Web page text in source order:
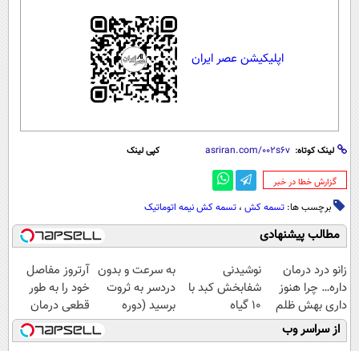
اپلیکیشن عصر ایران
لینک کوتاه: کپی لینک
‌گزارش خطا در خبر
برچسب ها: تسمه کش ، تسمه کش نیمه اتوماتیک
مطالب پیشنهادی
زانو درد درمان
داره… چرا هنوز
داری بهش ظلم
می‌کنی؟
نوشیدنی
شفابخش کبد با
10 گیاه
موثر(تخفیف تا
امشب)
به سرعت و بدون
دردسر به ثروت
برسید (دوره
کاملا رایگان
پولسازی)
آرتروز مفاصل
خود را به طور
قطعی درمان
کنید!
◗پرسش‌نامه◖
از سراسر وب